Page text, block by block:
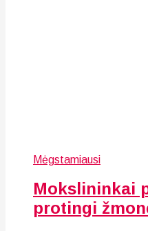
Mėgstamiausi
Mokslininkai
protingi